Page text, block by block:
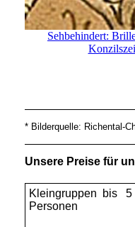
Sehbehindert:
* Bilderquelle: Richental-
Unsere Preise für
Kleingruppen bis 5
Personen